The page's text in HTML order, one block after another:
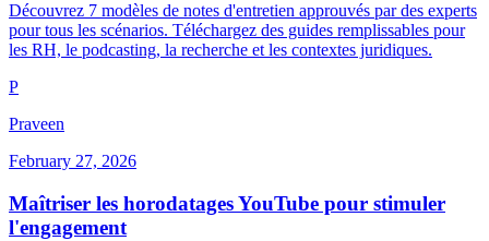
Découvrez 7 modèles de notes d'entretien approuvés par des experts
pour tous les scénarios. Téléchargez des guides remplissables pour
les RH, le podcasting, la recherche et les contextes juridiques.
P
Praveen
February 27, 2026
Maîtriser les horodatages YouTube pour stimuler
l'engagement